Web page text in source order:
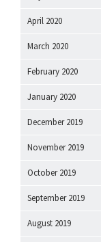
April 2020
March 2020
February 2020
January 2020
December 2019
November 2019
October 2019
September 2019
August 2019